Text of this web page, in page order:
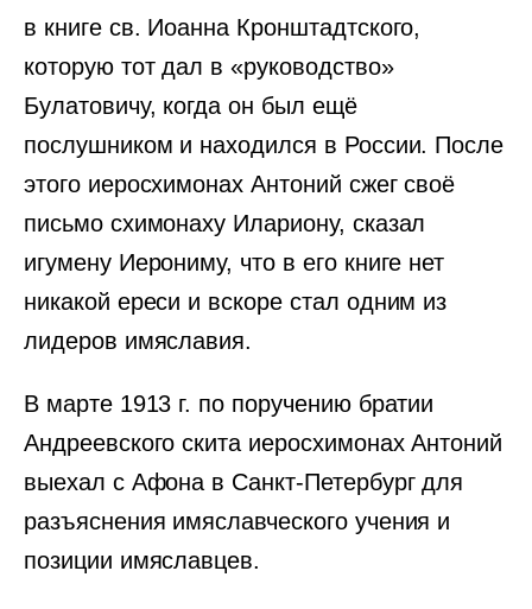
в книге св. Иоанна Кронштадтского,
которую тот дал в «руководство»
Булатовичу, когда он был ещё
послушником и находился в России. После
этого иеросхимонах Антоний сжег своё
письмо схимонаху Илариону, сказал
игумену Иерониму, что в его книге нет
никакой ереси и вскоре стал одним из
лидеров имяславия.
В марте 1913 г. по поручению братии
Андреевского скита иеросхимонах Антоний
выехал с Афона в Санкт-Петербург для
разъяснения имяславческого учения и
позиции имяславцев.